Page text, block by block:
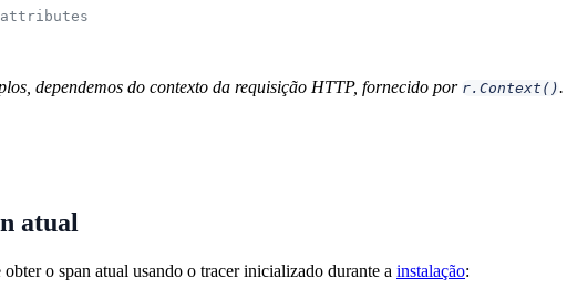
attributes
dependemos do contexto da requisição HTTP, fornecido por r.Context().
atual
o span atual usando o tracer inicializado durante a instalação: